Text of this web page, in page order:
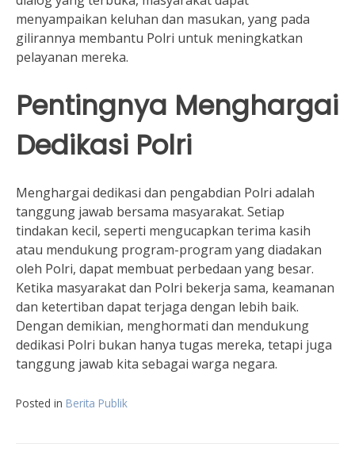
menyampaikan keluhan dan masukan, yang pada
gilirannya membantu Polri untuk meningkatkan
pelayanan mereka.
Pentingnya Menghargai
Dedikasi Polri
Menghargai dedikasi dan pengabdian Polri adalah
tanggung jawab bersama masyarakat. Setiap
tindakan kecil, seperti mengucapkan terima kasih
atau mendukung program-program yang diadakan
oleh Polri, dapat membuat perbedaan yang besar.
Ketika masyarakat dan Polri bekerja sama, keamanan
dan ketertiban dapat terjaga dengan lebih baik.
Dengan demikian, menghormati dan mendukung
dedikasi Polri bukan hanya tugas mereka, tetapi juga
tanggung jawab kita sebagai warga negara.
Posted in Berita Publik